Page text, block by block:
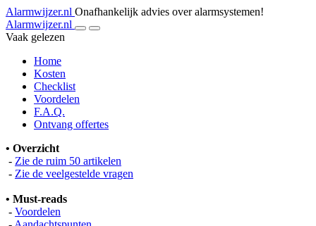
Alarmwijzer.nl Onafhankelijk advies over alarmsystemen!
Alarmwijzer.nl
Vaak gelezen
Home
Kosten
Checklist
Voordelen
F.A.Q.
Ontvang offertes
• Overzicht
- Zie de ruim 50 artikelen
- Zie de veelgestelde vragen
• Must-reads
- Voordelen